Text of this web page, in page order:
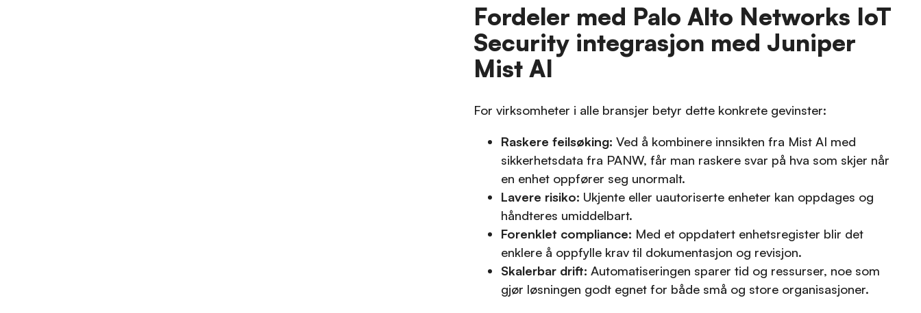
Fordeler med Palo Alto Networks IoT
Security integrasjon med Juniper
Mist AI
For virksomheter i alle bransjer betyr dette konkrete gevinster:
Raskere feilsøking: Ved å kombinere innsikten fra Mist AI med
sikkerhetsdata fra PANW, får man raskere svar på hva som skjer når
en enhet oppfører seg unormalt.
Lavere risiko: Ukjente eller uautoriserte enheter kan oppdages og
håndteres umiddelbart.
Forenklet compliance: Med et oppdatert enhetsregister blir det
enklere å oppfylle krav til dokumentasjon og revisjon.
Skalerbar drift: Automatiseringen sparer tid og ressurser, noe som
gjør løsningen godt egnet for både små og store organisasjoner.